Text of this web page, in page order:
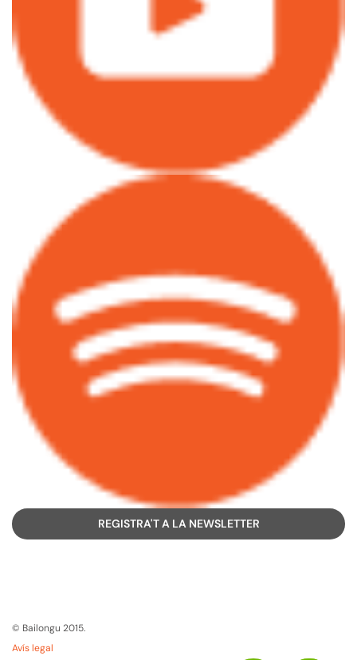
REGISTRA'T A LA NEWSLETTER
© Bailongu 2015.
Avís legal